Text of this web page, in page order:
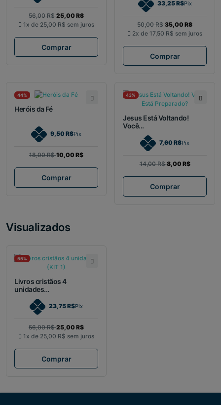
56,00 R$25,00 R$
1x de 25,00 R$ sem juros
Comprar
33,25 R$Pix
50,00 R$35,00 R$
2x de 17,50 R$ sem juros
Comprar
44%
Heróis da Fé
9,50 R$Pix
18,00 R$10,00 R$
Comprar
43%
Jesus Está Voltando!
Você...
7,60 R$Pix
14,00 R$8,00 R$
Comprar
Visualizados
55%
Livros cristãos 4
unidades...
23,75 R$Pix
56,00 R$25,00 R$
1x de 25,00 R$ sem juros
Comprar